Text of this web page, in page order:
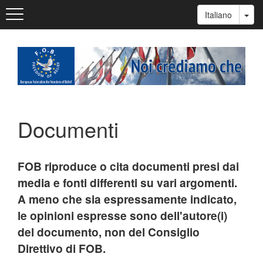
Salta
al
contenuto
principale
Toggle
navigation
Italiano
Documenti
FOB riproduce o cita documenti presi dai
media e fonti differenti su vari argomenti.
A meno che sia espressamente indicato,
le opinioni espresse sono dell'autore(i)
del documento, non del Consiglio
Direttivo di FOB.